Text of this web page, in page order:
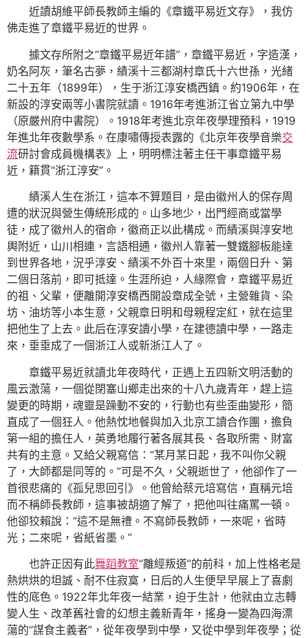
近讀胡維平師長教師主編的《章鐵平易近文存》，我仿
佛走進了章鐵平易近的世界。
據文存所附之“章鐵平易近年譜”，章鐵平易近，字造漢，
奶名阿灰，筆名古夢，績溪十三都湖村章氏十六世孫，光緒
二十五年（1899年），生于浙江淳安橋西鎮。約1906年，在
新設的淳安兩等小書院就讀。1916年考進浙江省立第九中學
（原嚴州府中書院）。1918年考進北京年夜學理預科，1919
年進北年夜數學系。在康嘯傳授表露的《北京年夜學音樂交
流研討會成員機構表》上，明明標注著主任干事章鐵平易
近，籍貫“浙江淳安”。
績溪人生在浙江，這本不算題目，是由徽州人的保存周
遭的狀況與營生傳統形成的。山多地少，出門經商或當學
徒，成了徽州人的宿命，徽商正以此構成。而績溪與淳安地
輿附近，山川相連，言語相通，徽州人靠著一雙鐵腳板能達
到世界各地，況乎淳安、績溪不外百十來里，兩個日升、第
二個日落前，即可抵達。生涯所迫，人緣際會，章鐵平易近
的祖、父輩，便離開淳安橋西開設章成全號，主營雜貨、染
坊、油坊等小本生意，父親章日明和母親程定紅，就在這里
把他生了上去。此后在淳安讀小學，在建德讀中學，一路走
來，垂垂成了一個浙江人或新浙江人了。
章鐵平易近就讀北年夜時代，正遇上五四新文明活動的
風云激蕩，一個從閉塞山鄉走出來的十八九歲青年，趕上這
變更的時期，魂靈是躁動不安的，行動也有些歪曲變形，簡
直成了一個狂人。他熱忱地餐與加入北京工讀合作團，擔負
第一組的擔任人，英勇地履行著各展其長、各取所需、財富
共有的主意。又給父親寫信：“某月某日起，我不叫你父親
了，大師都是同等的。”可是不久，父親逝世了，他卻作了一
首很悲痛的《孤兒思回引》。他曾給蔡元培寫信，直稱元培
而不稱師長教師，這事被胡適了解了，把他叫往痛罵一頓。
他卻狡賴說：“這不是無禮。不寫師長教師，一來呢，省時
光；二來呢，省紙省墨。”
也許正因有此舞蹈教室“離經叛道”的前科，加上性格老是
熱烘烘的坦誠、耐不住寂寞，日后的人生便早早展上了喜劇
性的底色。1922年北年夜一結業，迫于生計，他就由立志轉
變人生、改革舊社會的幻想主義新青年，搖身一變為四海漂
蕩的“謀食主義者”，從年夜學到中學，又從中學到年夜學；從